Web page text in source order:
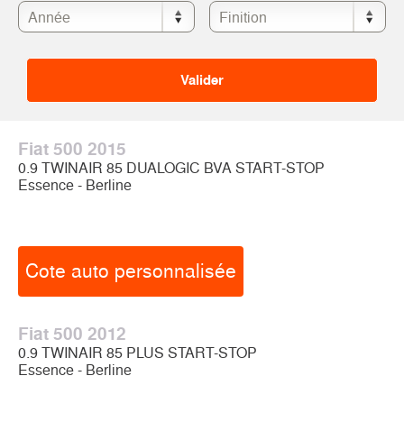
Fiat 500 2015
0.9 TWINAIR 85 DUALOGIC BVA START-STOP
Essence - Berline
Cote auto personnalisée
Fiat 500 2012
0.9 TWINAIR 85 PLUS START-STOP
Essence - Berline